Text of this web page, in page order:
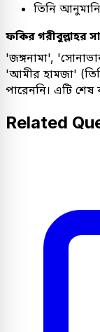
তিনি
ফকির গরীবুল্লাহর
'জঙ্গনামা',
'আমীর হামজা'
পারেননি। এটি
Related